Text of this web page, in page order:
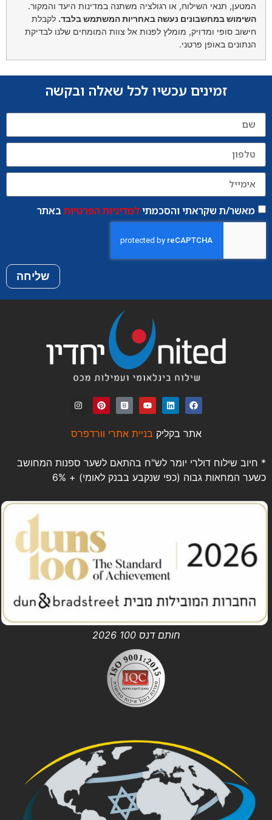
המטען, תנאי השילוח, או רגולציה משתנה במדינות היעד והמקור.
השימוש במחשבונים נעשה באחריות המשתמש בלבד. לקבלת
חישוב סופי ומדויק, מומלץ לפנות אל צוות המומחים שלנו לבדיקת
הנתונים באופן פרטני.
זמינים עכשיו לכל שאלה ובקשה
מאשר/ת שקראתי והסכמתילמדיניות הפרטיותבאתר
שליחה
אתר בקליק בניית אתרי וורדפרס
* חיוב שילוח דולרי יומר לש"ח בהתאם לשער ספנות המחושב
כשער המחאות גבוה (כפי שנקבע בבנק לאומי) + 6%
חותם דנס 100 2026